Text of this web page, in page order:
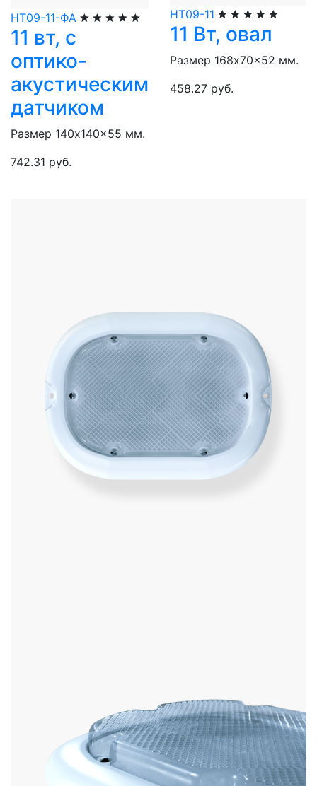
НТ09-11-ФА
11 вт, с
оптико-
акустическим
датчиком
Размер 140x140x55 мм.
742.31 руб.
НТ09-11
11 Вт, овал
Размер 168x70x52 мм.
458.27 руб.